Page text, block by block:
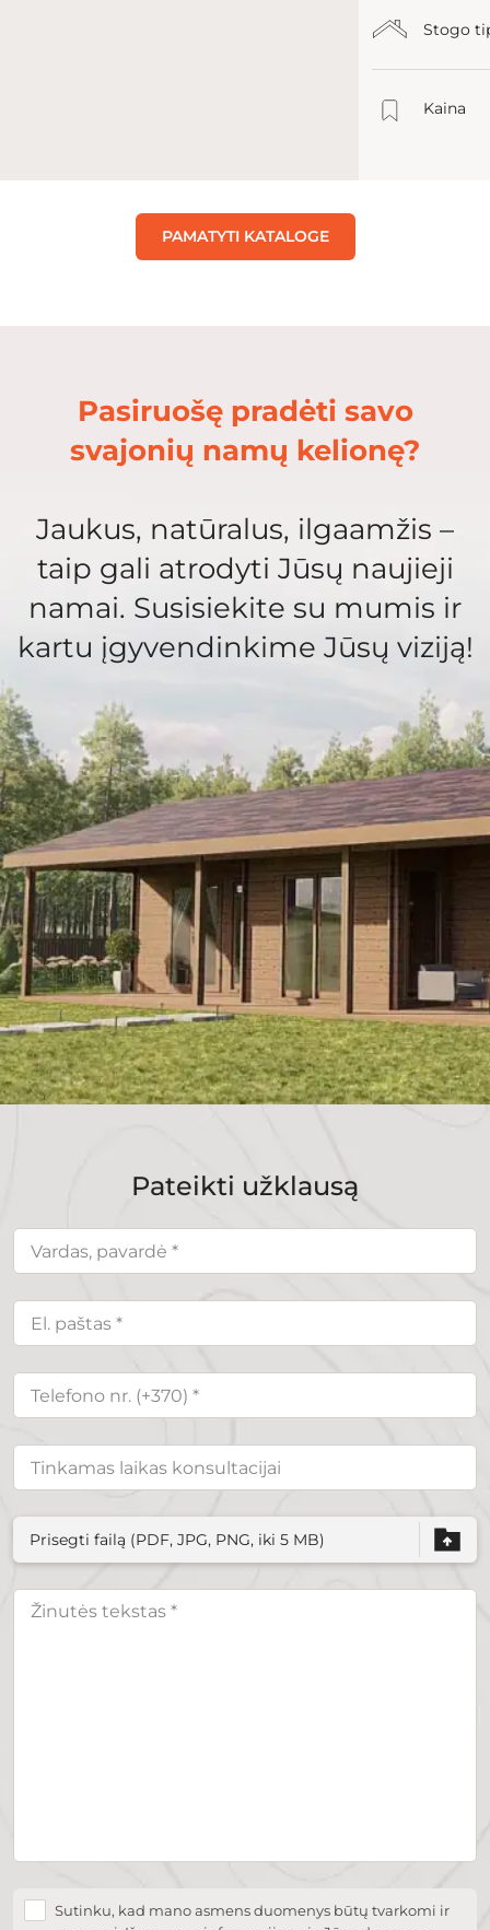
Stogo
Kaina
PAMATYTI KATALOGE
Pasiruošę pradėti savo
svajonių namų kelionę?
Jaukus, natūralus, ilgaamžis –
taip gali atrodyti Jūsų naujieji
namai. Susisiekite su mumis ir
kartu įgyvendinkime Jūsų viziją!
Pateikti užklausą
Prisegti failą (PDF, JPG, PNG, iki 5 MB)
Sutinku, kad mano asmens duomenys būtų tvarkomi ir